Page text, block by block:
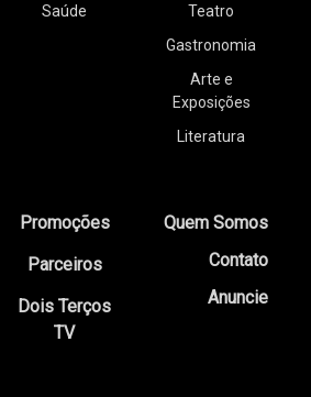
Saúde
Teatro
Gastronomia
Arte e
Exposições
Literatura
Promoções
Parceiros
Dois Terços
TV
Quem Somos
Contato
Anuncie